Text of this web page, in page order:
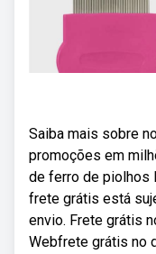
Saiba mais sobre
promoções em
de ferro de piolhos
frete grátis está
envio. Frete grátis
Webfrete grátis no